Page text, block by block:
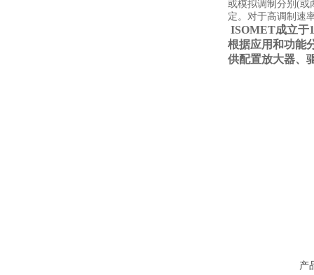
或模拟调制分别(或
定。对于高调制速
ISOMET成立于
根据应用和功能
供配置放大器、
产